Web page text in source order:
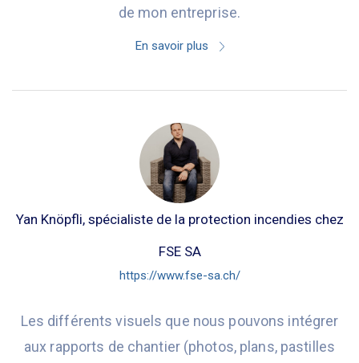
de mon entreprise.
En savoir plus
Yan Knöpfli, spécialiste de la protection incendies chez
FSE SA
https://www.fse-sa.ch/
Les différents visuels que nous pouvons intégrer
aux rapports de chantier (photos, plans, pastilles